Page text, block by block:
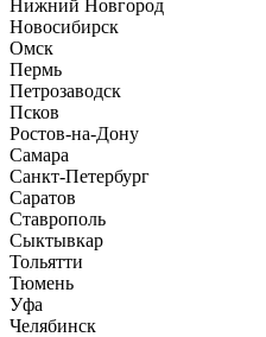
Нижний Новгород
Новосибирск
Омск
Пермь
Петрозаводск
Псков
Ростов-на-Дону
Самара
Санкт-Петербург
Саратов
Ставрополь
Сыктывкар
Тольятти
Тюмень
Уфа
Челябинск